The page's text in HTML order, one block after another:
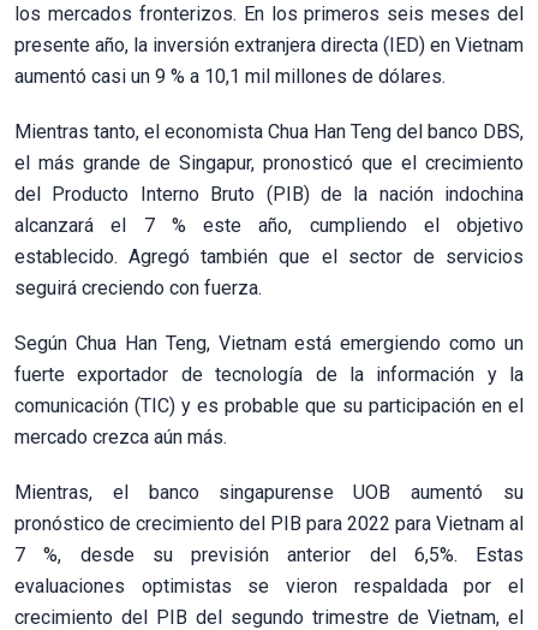
los mercados fronterizos. En los primeros seis meses del
presente año, la inversión extranjera directa (IED) en Vietnam
aumentó casi un 9 % a 10,1 mil millones de dólares.
Mientras tanto, el economista Chua Han Teng del banco DBS,
el más grande de Singapur, pronosticó que el crecimiento
del Producto Interno Bruto (PIB) de la nación indochina
alcanzará el 7 % este año, cumpliendo el objetivo
establecido. Agregó también que el sector de servicios
seguirá creciendo con fuerza.
Según Chua Han Teng, Vietnam está emergiendo como un
fuerte exportador de tecnología de la información y la
comunicación (TIC) y es probable que su participación en el
mercado crezca aún más.
Mientras, el banco singapurense UOB aumentó su
pronóstico de crecimiento del PIB para 2022 para Vietnam al
7 %, desde su previsión anterior del 6,5%. Estas
evaluaciones optimistas se vieron respaldada por el
crecimiento del PIB del segundo trimestre de Vietnam, el